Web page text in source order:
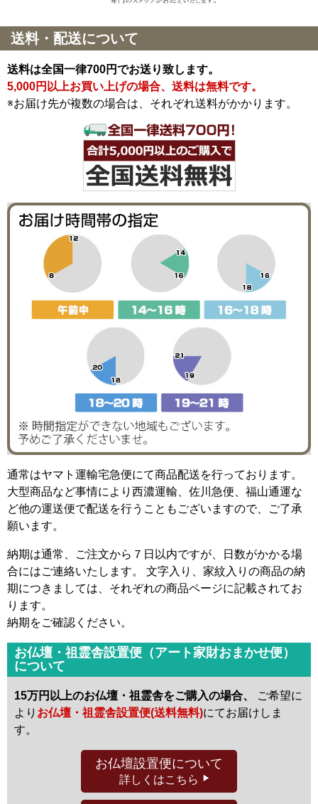
送料・配送について
送料は全国一律700円でお送り致します。
5,000円以上お買い上げの場合、送料は無料です。
※お届け先が複数の場合は、それぞれ送料がかかります。
通常はヤマト運輸宅急便にて商品配送を行っております。
大型商品など事情により西濃運輸、佐川急便、福山通運な
ど他の運送便で配送を行うこともございますので、ご了承
願います。
納期は通常、ご注文から７日以内ですが、日数がかかる場
合にはご連絡いたします。 文字入り、家紋入りの商品の納
期につきましては、それぞれの商品ページに記載されてお
ります。
納期をご確認ください。
お仏壇・祖霊舎設置便（アート家財おまかせ便）
について
15万円以上のお仏壇・祖霊舎をご購入の場合、
ご希望に
より お仏壇・祖霊舎設置便(送料無料)にてお届けしま
す。
お仏壇設置便について
詳しくはこちら